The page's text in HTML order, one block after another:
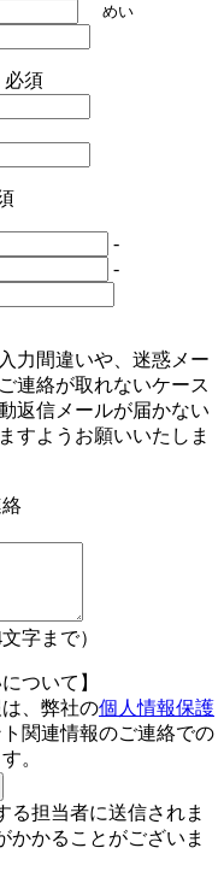
めい
必須
-
-
力間違いや、迷惑メー
連絡が取れないケース
返信メールが届かない
すようお願いいたしま
字まで）
ついて】
、弊社の個人情報保護
関連情報のご連絡での
。
る担当者に送信されま
かかることがございま